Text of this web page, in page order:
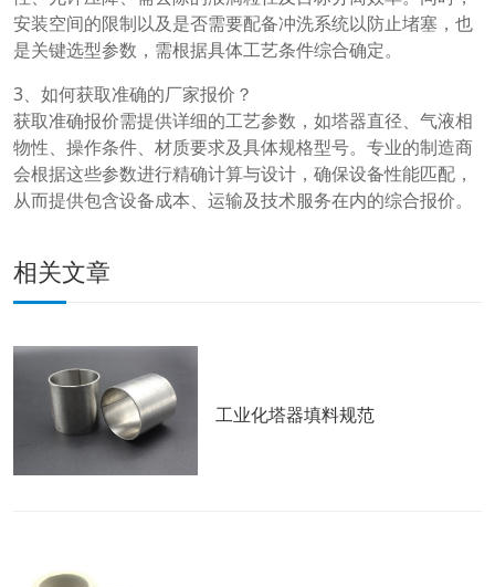
安装空间的限制以及是否需要配备冲洗系统以防止堵塞，也
是关键选型参数，需根据具体工艺条件综合确定。
3、如何获取准确的厂家报价？
获取准确报价需提供详细的工艺参数，如塔器直径、气液相
物性、操作条件、材质要求及具体规格型号。专业的制造商
会根据这些参数进行精确计算与设计，确保设备性能匹配，
从而提供包含设备成本、运输及技术服务在内的综合报价。
相关文章
工业化塔器填料规范